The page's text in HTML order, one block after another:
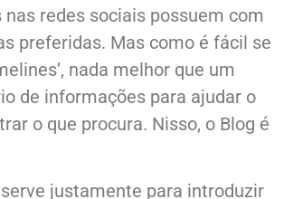
redes sociais possuem com
preferidas. Mas como é fácil se
nada melhor que um
de informações para ajudar o
o que procura. Nisso, o Blog é
justamente para introduzir